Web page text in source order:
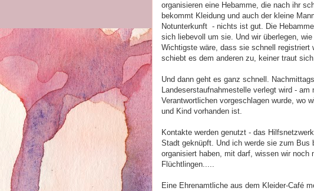
organisieren eine Hebamme, die nach ihr
bekommt Kleidung und auch der kleine
Notunterkunft - nichts ist gut. Die
sich liebevoll um sie. Und wir überlegen,
Wichtigste wäre, dass sie schnell registriert
schiebt es dem anderen zu, keiner traut
Und dann geht es ganz schnell.
Landeserstaufnahmestelle verlegt wird -
Verantwortlichen vorgeschlagen wurde, wo
und Kind vorhanden ist.
Kontakte werden genutzt - das
Stadt geknüpft. Und ich werde sie zum Bus
organisiert haben, mit darf, wissen wir
Flüchtlingen.....
Eine Ehrenamtliche aus dem Kleider-Café